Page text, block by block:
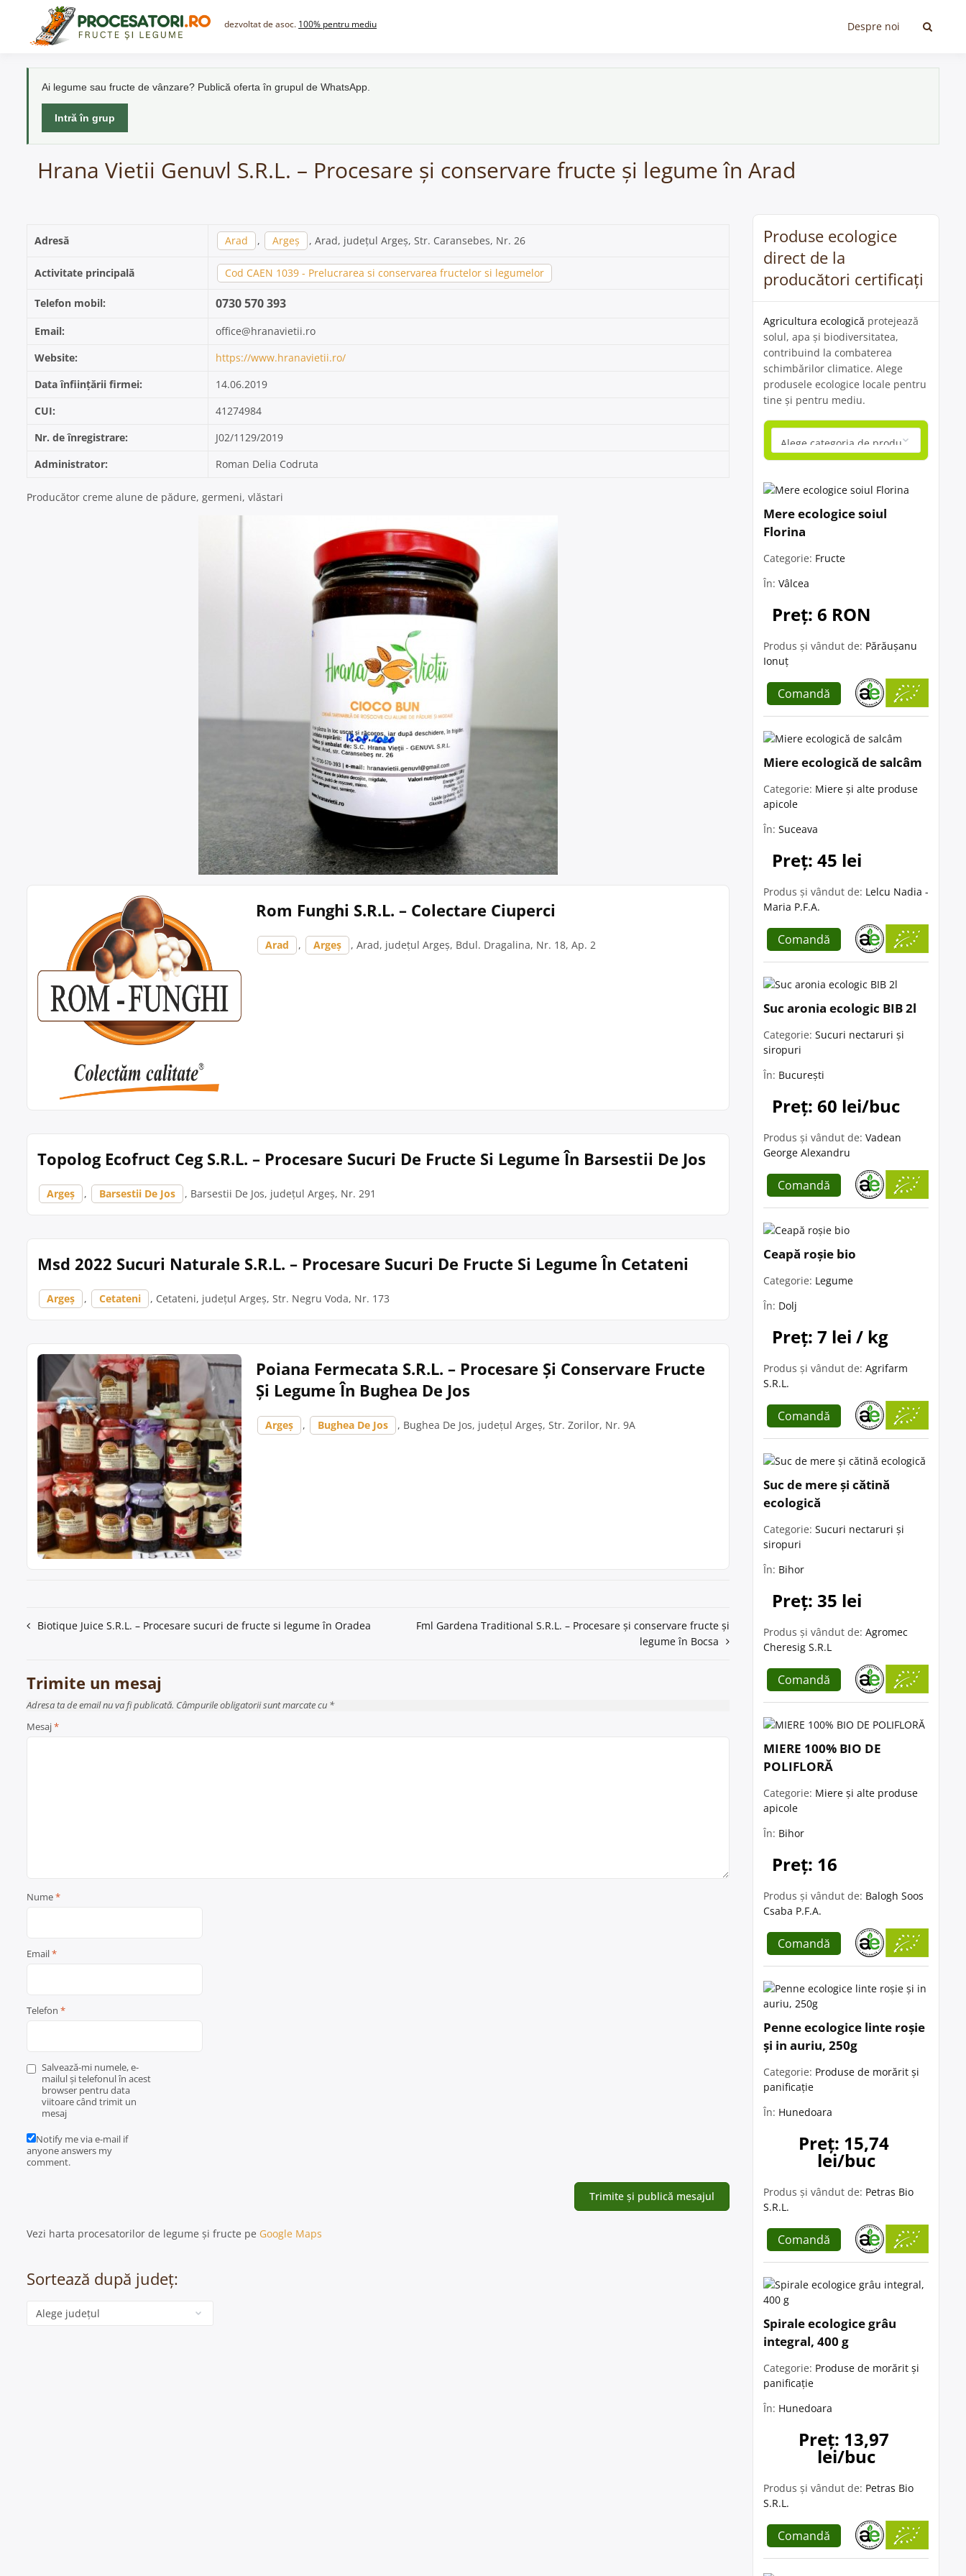
content
dezvoltat de asoc. 100% pentru mediu Despre noi
Ai legume sau fructe de vânzare? Publică oferta în grupul de WhatsApp.
Intră în grup
Hrana Vietii Genuvl S.R.L. – Procesare și conservare fructe și legume în Arad
Adresă Arad , Argeș , Arad, județul Argeș, Str. Caransebes, Nr. 26
Activitate principală Cod CAEN 1039 - Prelucrarea si conservarea fructelor si legumelor
Telefon mobil: 0730 570 393
Email:
office@hranavietii.ro
Website:
https://www.hranavietii.ro/
Data înființării firmei:
14.06.2019
CUI:
41274984
Nr. de înregistrare:
J02/1129/2019
Administrator:
Roman Delia Codruta
Producător creme alune de pădure, germeni, vlăstari
Rom Funghi S.R.L. – Colectare Ciuperci
Arad , Argeș , Arad, județul Argeș, Bdul. Dragalina, Nr. 18, Ap. 2
Topolog Ecofruct Ceg S.R.L. – Procesare Sucuri De Fructe Si Legume În Barsestii De Jos
Argeș , Barsestii De Jos , Barsestii De Jos, județul Argeș, Nr. 291
Msd 2022 Sucuri Naturale S.R.L. – Procesare Sucuri De Fructe Si Legume În Cetateni
Argeș , Cetateni , Cetateni, județul Argeș, Str. Negru Voda, Nr. 173
Poiana Fermecata S.R.L. – Procesare Și Conservare Fructe
Și Legume În Bughea De Jos
Argeș , Bughea De Jos , Bughea De Jos, județul Argeș, Str. Zorilor, Nr. 9A
Navigare
articole
Biotique Juice S.R.L. – Procesare sucuri de fructe si legume în Oradea
Fml Gardena Traditional S.R.L. – Procesare și conservare fructe și
legume în Bocsa
Trimite un mesaj
Adresa ta de email nu va fi publicată. Câmpurile obligatorii sunt marcate cu *
Mesaj*
Nume*
Email*
Telefon *
Salvează-mi numele, e-
mailul și telefonul în acest
browser pentru data
viitoare când trimit un
mesaj
Notify me via e-mail if
anyone answers my
comment.
Vezi harta procesatorilor de legume și fructe pe Google Maps
Sortează după județ:
Categorie
Produse ecologice
direct de la
producători certificați
Agricultura ecologică protejează
solul, apa și biodiversitatea,
contribuind la combaterea
schimbărilor climatice. Alege
produsele ecologice locale pentru
tine și pentru mediu.
Mere ecologice soiul
Florina
Categorie: Fructe
În: Vâlcea
Preț: 6 RON
Produs și vândut de: Părăușanu
Ionuț
Comandă
Miere ecologică de salcâm
Categorie: Miere și alte produse
apicole
În: Suceava
Preț: 45 lei
Produs și vândut de: Lelcu Nadia -
Maria P.F.A.
Comandă
Suc aronia ecologic BIB 2l
Categorie: Sucuri nectaruri și
siropuri
În: București
Preț: 60 lei/buc
Produs și vândut de: Vadean
George Alexandru
Comandă
Ceapă roșie bio
Categorie: Legume
În: Dolj
Preț: 7 lei / kg
Produs și vândut de: Agrifarm
S.R.L.
Comandă
Suc de mere și cătină
ecologică
Categorie: Sucuri nectaruri și
siropuri
În: Bihor
Preț: 35 lei
Produs și vândut de: Agromec
Cheresig S.R.L
Comandă
MIERE 100% BIO DE
POLIFLORĂ
Categorie: Miere și alte produse
apicole
În: Bihor
Preț: 16
Produs și vândut de: Balogh Soos
Csaba P.F.A.
Comandă
Penne ecologice linte roșie
și in auriu, 250g
Categorie: Produse de morărit și
panificație
În: Hunedoara
Preț: 15,74
lei/buc
Produs și vândut de: Petras Bio
S.R.L.
Comandă
Spirale ecologice grâu
integral, 400 g
Categorie: Produse de morărit și
panificație
În: Hunedoara
Preț: 13,97
lei/buc
Produs și vândut de: Petras Bio
S.R.L.
Comandă